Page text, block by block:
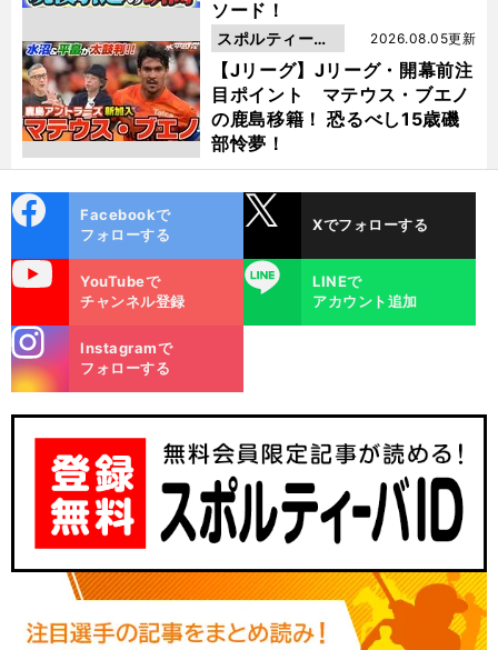
ソード！
【Jリーグ】Jリーグ・開幕前注
目ポイント マテウス・ブエノ
の鹿島移籍！ 恐るべし15歳磯
部怜夢！
2026.08.05更新
スポルティーバ
動画
ok
Facebookで
フォローする
Xでフォローする
YouTubeで
チャンネル登録
LINE
LINEで
アカウント追加
m
Instagramで
フォローする